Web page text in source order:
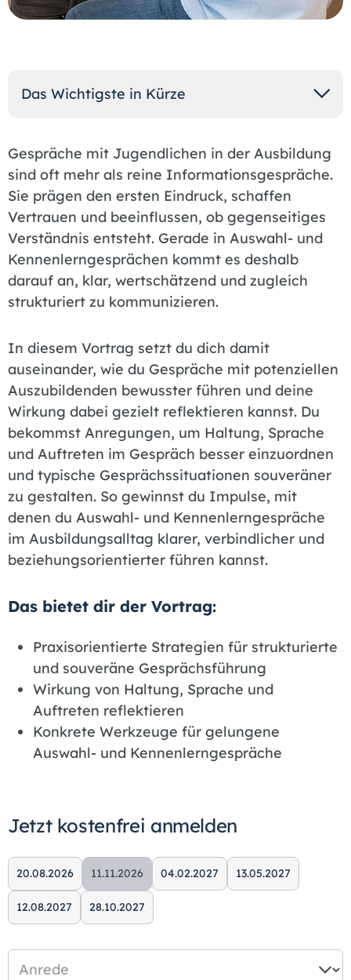
Das Wichtigste in Kürze
Gespräche mit Jugendlichen in der Ausbildung
sind oft mehr als reine Informationsgespräche.
Sie prägen den ersten Eindruck, schaffen
Vertrauen und beeinflussen, ob gegenseitiges
Verständnis entsteht. Gerade in Auswahl- und
Kennenlerngesprächen kommt es deshalb
darauf an, klar, wertschätzend und zugleich
strukturiert zu kommunizieren.
In diesem Vortrag setzt du dich damit
auseinander, wie du Gespräche mit potenziellen
Auszubildenden bewusster führen und deine
Wirkung dabei gezielt reflektieren kannst. Du
bekommst Anregungen, um Haltung, Sprache
und Auftreten im Gespräch besser einzuordnen
und typische Gesprächssituationen souveräner
zu gestalten. So gewinnst du Impulse, mit
denen du Auswahl- und Kennenlerngespräche
im Ausbildungsalltag klarer, verbindlicher und
beziehungsorientierter führen kannst.
Das bietet dir der Vortrag:
Praxisorientierte Strategien für strukturierte
und souveräne Gesprächsführung
Wirkung von Haltung, Sprache und
Auftreten reflektieren
Konkrete Werkzeuge für gelungene
Auswahl- und Kennenlerngespräche
Jetzt kostenfrei anmelden
20.08.2026 11.11.2026 04.02.2027 13.05.2027
12.08.2027 28.10.2027
Anrede